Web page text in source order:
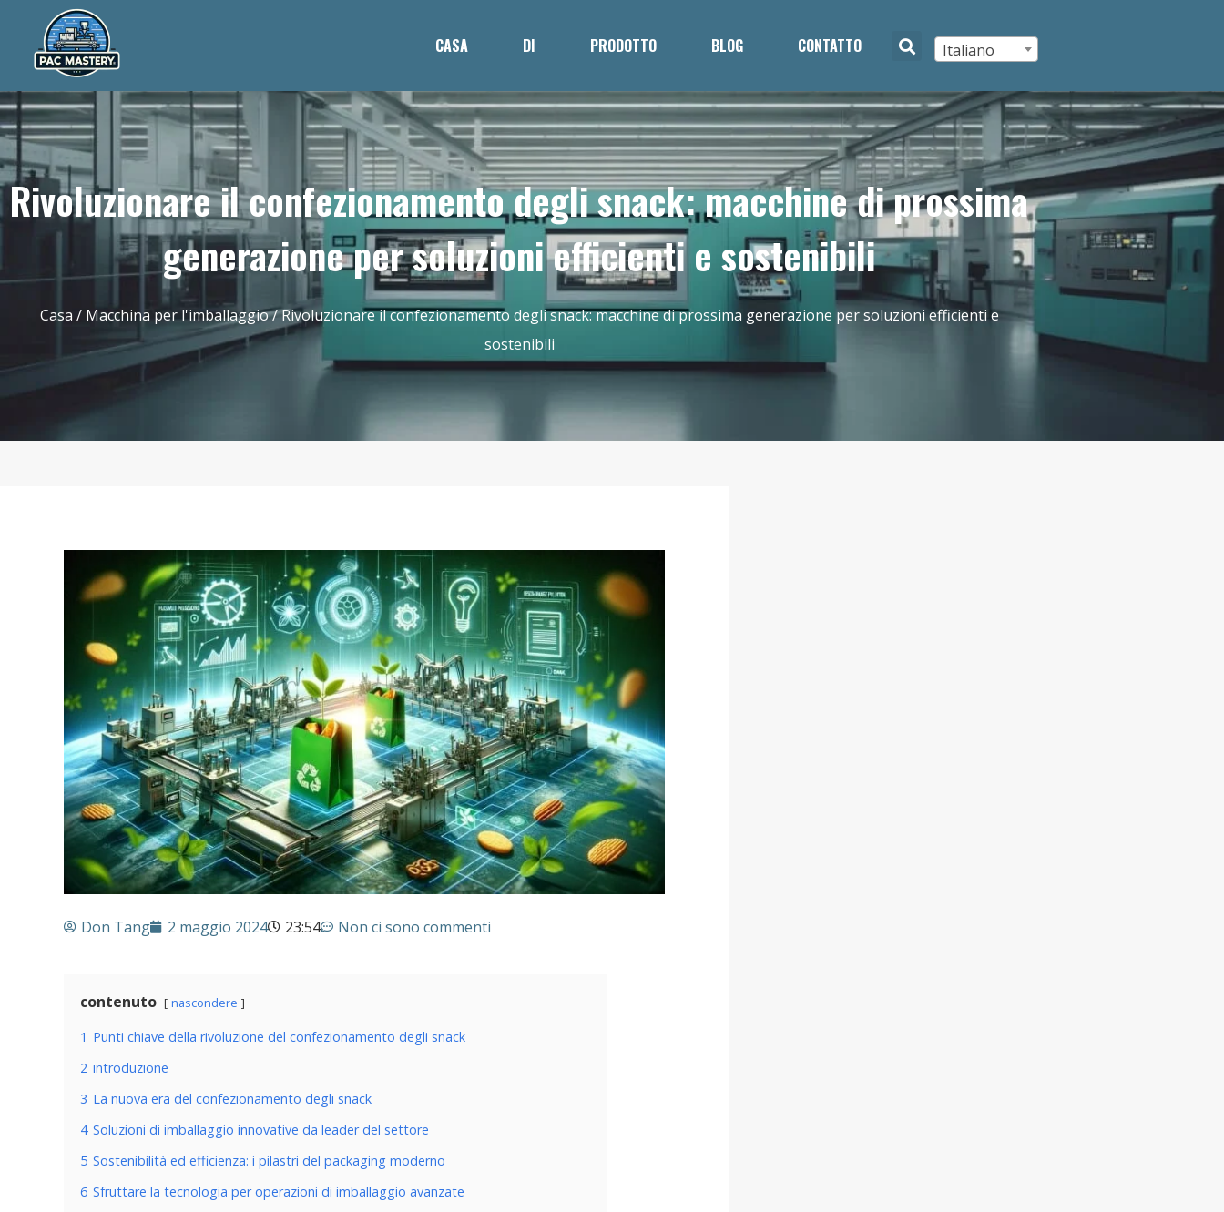
CASA DI PRODOTTO BLOG CONTATTO Italiano
Rivoluzionare il confezionamento degli snack: macchine di prossima
generazione per soluzioni efficienti e sostenibili
Casa / Macchina per l'imballaggio/ Rivoluzionare il confezionamento degli snack: macchine di prossima generazione per soluzioni efficienti e
sostenibili
Don Tang 2 maggio 2024 23:54 Non ci sono commenti
contenuto nascondere
1 Punti chiave della rivoluzione del confezionamento degli snack
2 introduzione
3 La nuova era del confezionamento degli snack
4 Soluzioni di imballaggio innovative da leader del settore
5 Sostenibilità ed efficienza: i pilastri del packaging moderno
6 Sfruttare la tecnologia per operazioni di imballaggio avanzate